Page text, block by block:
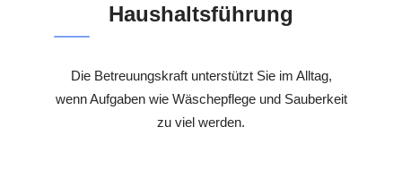
Haushaltsführung
Die Betreuungskraft unterstützt Sie im Alltag,
wenn Aufgaben wie Wäschepflege und Sauberkeit
zu viel werden.